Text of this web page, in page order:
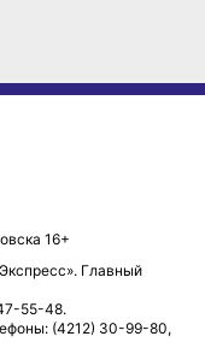
16+
Главный
55-48.
(4212) 30-99-80,